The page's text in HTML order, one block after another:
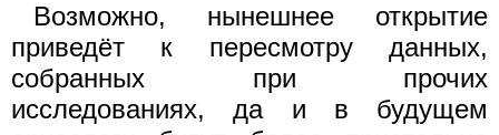
Возможно, нынешнее открытие
приведёт к пересмотру данных,
собранных при прочих
исследованиях, да и в будущем